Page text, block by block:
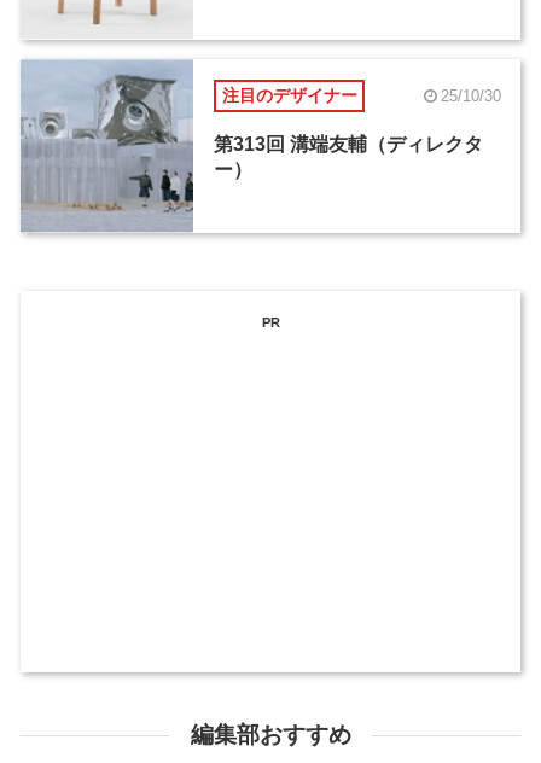
注目のデザイナー 25/10/30
第313回 溝端友輔（ディレクタ
ー）
PR
編集部おすすめ